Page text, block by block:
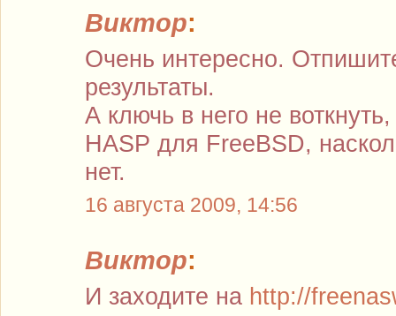
Виктор:
Очень интересно.
результаты.
А ключь в него не
HASP для FreeBSD,
нет.
16 августа 2009, 14:56
Виктор:
И заходите на http://